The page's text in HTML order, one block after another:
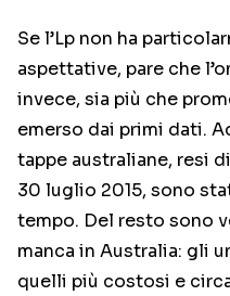
Se l’Lp non ha
aspettative, pare che
invece, sia più che
emerso dai primi dati.
tappe australiane, resi
30 luglio 2015, sono
tempo. Del resto sono
manca in Australia: gli
quelli più costosi e